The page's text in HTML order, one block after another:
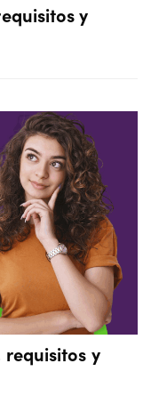
y
requisitos y